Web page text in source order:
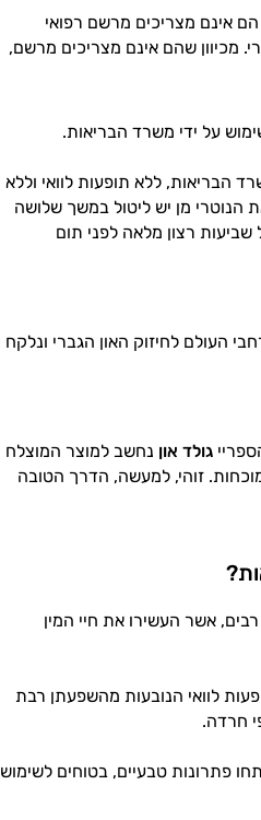
אינם מצריכים מרשם רפואי
מכיוון שהם אינם מצריכים מרשם,
על ידי משרד הבריאות.
הבריאות, ללא תופעות לוואי וללא
הנוטרי מן יש ליטול במשך שלושה
רצון מלאה לפני תום
העולם לחיזוק האון הגברי ונלקח
גולד און נחשב למוצר המוצלח
זוהי, למעשה, הדרך הטובה
אשר העשירו את חיי המין
לוואי הנובעות מהשפעתן רבת
חרדה.
פתרונות טבעיים, בטוחים לשימוש